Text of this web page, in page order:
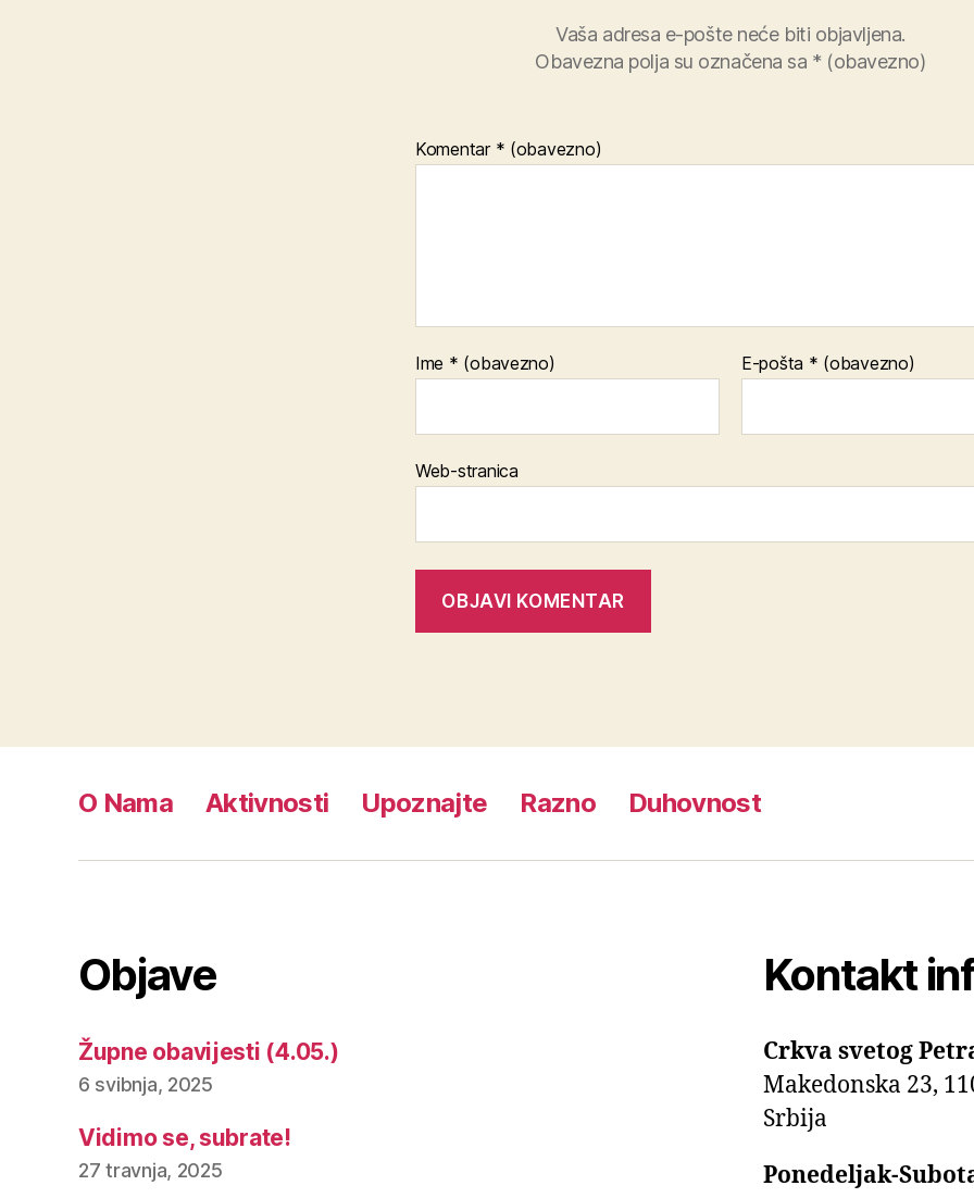
Vaša adresa e-pošte neće biti objavljena.
Obavezna polja su označena sa * (obavezno)
Komentar * (obavezno)
Ime * (obavezno) E-pošta * (obavezno)
Web-stranica
O Nama Aktivnosti Upoznajte Razno Duhovnost
Objave
Župne obavijesti (4.05.)
6 svibnja, 2025
Vidimo se, subrate!
27 travnja, 2025
Kontakt
Crkva svetog
Makedonska 23,
Srbija
Ponedeljak-